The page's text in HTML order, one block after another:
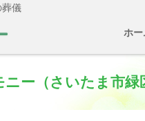
儀
ホー
ー（さいたま市緑